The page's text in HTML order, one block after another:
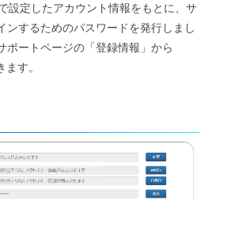
設定したアカウント情報をもとに、サ
ンするためのパスワードを発行しまし
ポートページの「登録情報」から
す。